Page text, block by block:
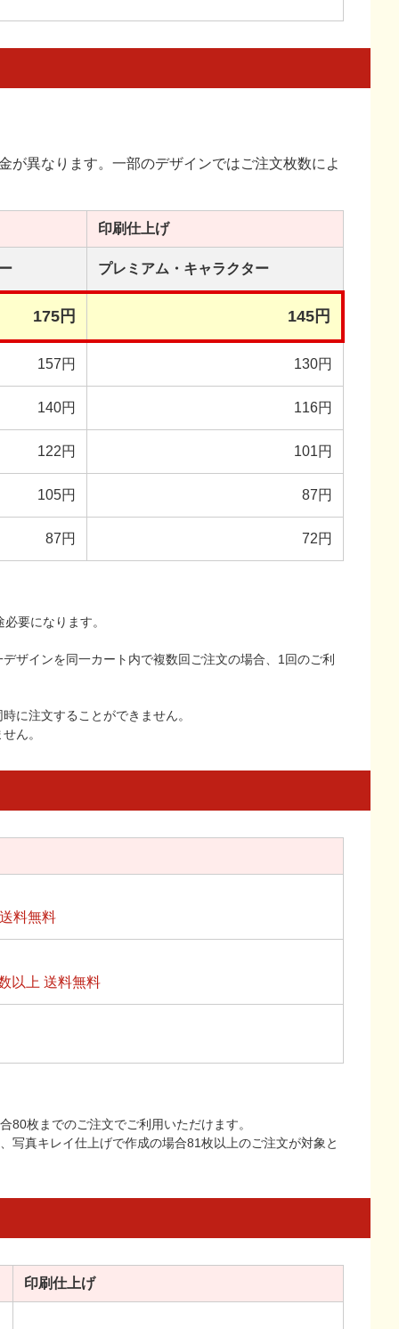
が異なります。一部のデザインではご注文枚数によ
印刷仕上げ
プレミアム・ キャラクター
175円 145円
157円 130円
140円 116円
122円 101円
105円 87円
87円 72円
要になります。
ザインを同一カート内で複数回ご注文の場合、1回のご利
に注文することができません。
ん。
料無料
以上 送料無料
枚までのご注文でご利用いただけます。
写真キレイ仕上げで作成の場合81枚以上のご注文が対象と
印刷仕上げ